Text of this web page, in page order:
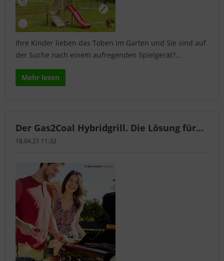
Ihre Kinder lieben das Toben im Garten und Sie sind auf
der Suche nach einem aufregenden Spielgerät?...
Mehr lesen
Der Gas2Coal Hybridgrill. Die Lösung für...
18.04.21 11:32